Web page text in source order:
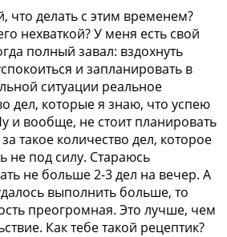
что делать с этим временем?
нехваткой? У меня есть свой
полный завал: вздохнуть
и запланировать в
ситуации реальное
дел, которые я знаю, что успею
и вообще, не стоит планировать
такое количество дел, которое
не под силу. Стараюсь
не больше 2-3 дел на вечер. А
выполнить больше, то
преогромная. Это лучше, чем
Как тебе такой рецептик?